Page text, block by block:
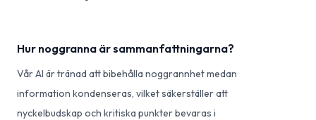
Hur noggranna är sammanfattningarna?
Vår AI är tränad att bibehålla noggrannhet medan
information kondenseras, vilket säkerställer att
nyckelbudskap och kritiska punkter bevaras i